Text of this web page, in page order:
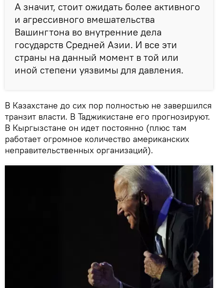
А значит, стоит ожидать более активного
и агрессивного вмешательства
Вашингтона во внутренние дела
государств Средней Азии. И все эти
страны на данный момент в той или
иной степени уязвимы для давления.
В Казахстане до сих пор полностью не завершился
транзит власти. В Таджикистане его прогнозируют.
В Кыргызстане он идет постоянно (плюс там
работает огромное количество американских
неправительственных организаций).